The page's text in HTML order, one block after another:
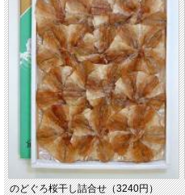
のどぐろ桜干し詰合せ（3240円）